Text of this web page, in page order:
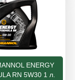
ENERGY
RN 5W30 1 л.